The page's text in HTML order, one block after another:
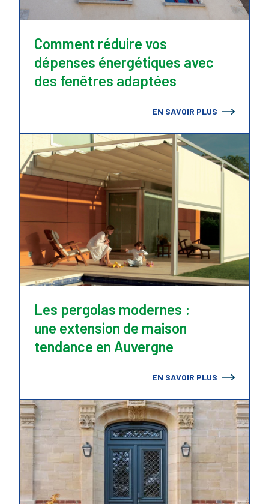
Comment réduire vos
dépenses énergétiques avec
des fenêtres adaptées
EN SAVOIR PLUS
Les pergolas modernes :
une extension de maison
tendance en Auvergne
EN SAVOIR PLUS